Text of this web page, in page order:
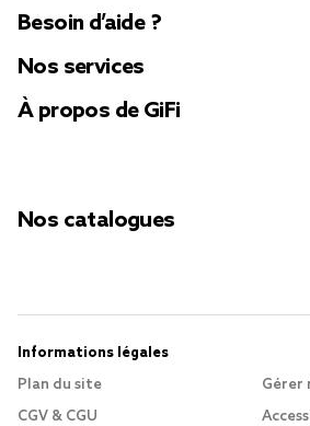
Besoin d’aide ?
Nos services
À propos de GiFi
Nos catalogues
Informations légales
Plan du site
CGV & CGU
Gérer